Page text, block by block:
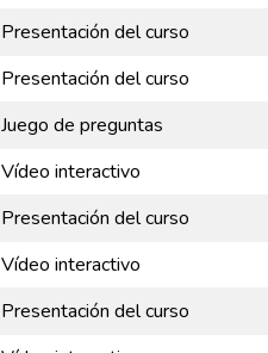
Presentación del curso
Presentación del curso
Juego de preguntas
Vídeo interactivo
Presentación del curso
Vídeo interactivo
Presentación del curso